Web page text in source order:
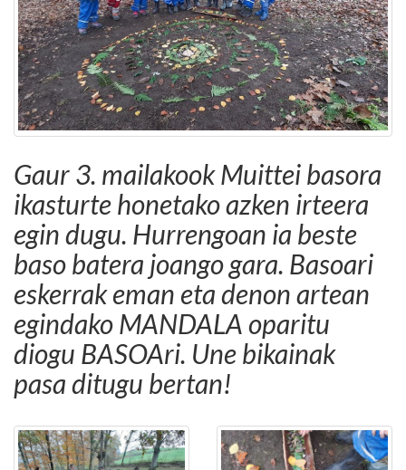
Gaur 3. mailakook Muittei basora
ikasturte honetako azken irteera
egin dugu. Hurrengoan ia beste
baso batera joango gara. Basoari
eskerrak eman eta denon artean
egindako MANDALA oparitu
diogu BASOAri. Une bikainak
pasa ditugu bertan!